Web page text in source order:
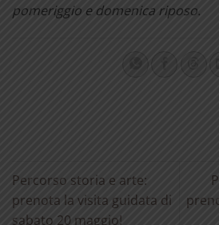
pomeriggio e domenica riposo.
Percorso storia e arte:
prenota la visita guidata di
sabato 20 maggio!